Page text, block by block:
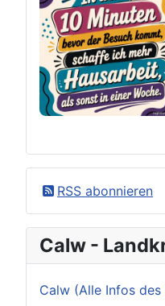
RSS abonnieren
Calw -
Calw (Alle Infos des